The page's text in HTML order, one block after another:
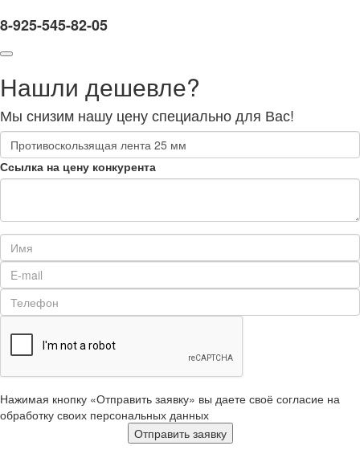
8-925-545-82-05
Нашли дешевле?
Мы снизим нашу цену специально для Вас!
Ссылка на цену конкурента
Нажимая кнопку «Отправить заявку» вы даете своё согласие на
обработку своих персональных данных
Отправить заявку